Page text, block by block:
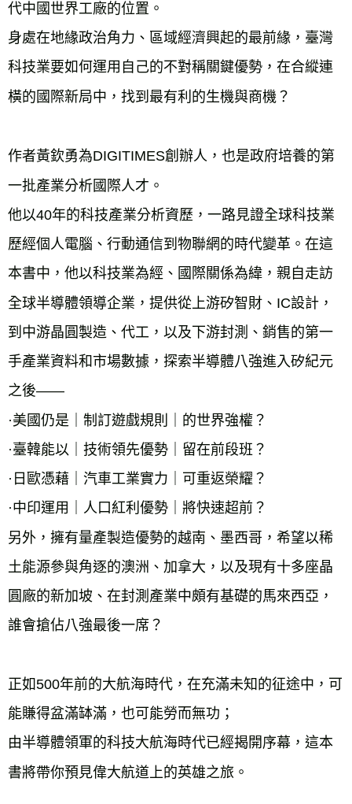
代中國世界工廠的位置。
身處在地緣政治角力、區域經濟興起的最前緣，臺灣
科技業要如何運用自己的不對稱關鍵優勢，在合縱連
橫的國際新局中，找到最有利的生機與商機？
作者黃欽勇為DIGITIMES創辦人，也是政府培養的第
一批產業分析國際人才。
他以40年的科技產業分析資歷，一路見證全球科技業
歷經個人電腦、行動通信到物聯網的時代變革。在這
本書中，他以科技業為經、國際關係為緯，親自走訪
全球半導體領導企業，提供從上游矽智財、IC設計，
到中游晶圓製造、代工，以及下游封測、銷售的第一
手產業資料和市場數據，探索半導體八強進入矽紀元
之後——
·美國仍是｜制訂遊戲規則｜的世界強權？
·臺韓能以｜技術領先優勢｜留在前段班？
·日歐憑藉｜汽車工業實力｜可重返榮耀？
·中印運用｜人口紅利優勢｜將快速超前？
另外，擁有量產製造優勢的越南、墨西哥，希望以稀
土能源參與角逐的澳洲、加拿大，以及現有十多座晶
圓廠的新加坡、在封測產業中頗有基礎的馬來西亞，
誰會搶佔八強最後一席？
正如500年前的大航海時代，在充滿未知的征途中，可
能賺得盆滿缽滿，也可能勞而無功；
由半導體領軍的科技大航海時代已經揭開序幕，這本
書將帶你預見偉大航道上的英雄之旅。